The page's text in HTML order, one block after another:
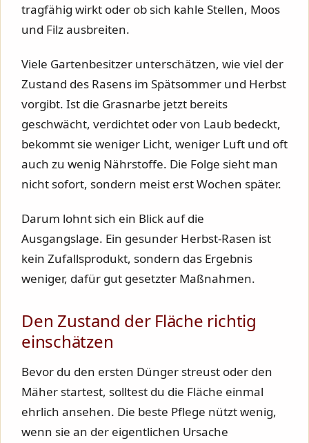
tragfähig wirkt oder ob sich kahle Stellen, Moos
und Filz ausbreiten.
Viele Gartenbesitzer unterschätzen, wie viel der
Zustand des Rasens im Spätsommer und Herbst
vorgibt. Ist die Grasnarbe jetzt bereits
geschwächt, verdichtet oder von Laub bedeckt,
bekommt sie weniger Licht, weniger Luft und oft
auch zu wenig Nährstoffe. Die Folge sieht man
nicht sofort, sondern meist erst Wochen später.
Darum lohnt sich ein Blick auf die
Ausgangslage. Ein gesunder Herbst-Rasen ist
kein Zufallsprodukt, sondern das Ergebnis
weniger, dafür gut gesetzter Maßnahmen.
Den Zustand der Fläche richtig
einschätzen
Bevor du den ersten Dünger streust oder den
Mäher startest, solltest du die Fläche einmal
ehrlich ansehen. Die beste Pflege nützt wenig,
wenn sie an der eigentlichen Ursache